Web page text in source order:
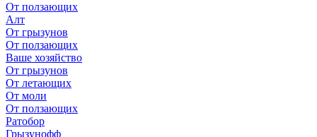
От ползающих
Алт
От грызунов
От ползающих
Ваше хозяйство
От грызунов
От летающих
От моли
От ползающих
Ратобор
Грызунофф